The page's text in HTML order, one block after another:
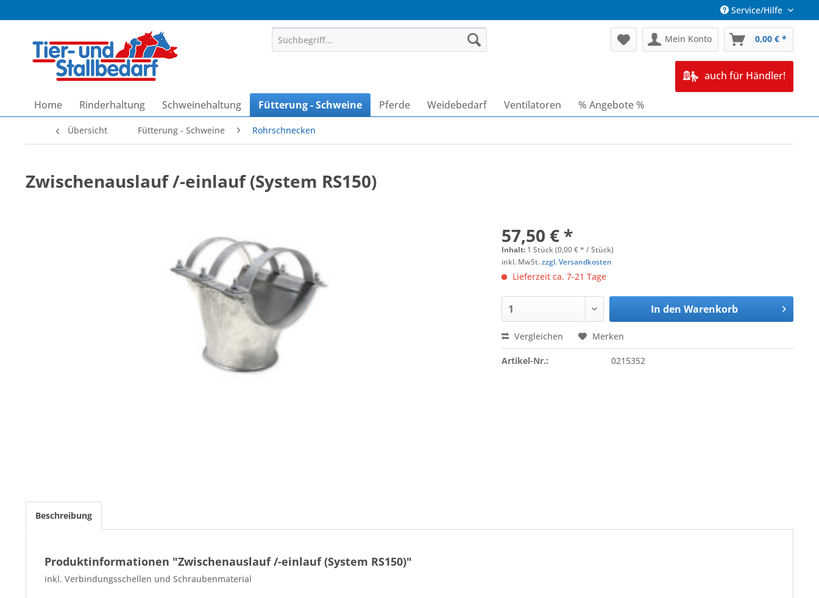
Service/Hilfe
Mein Konto 0,00 € *
auch für Händler!
Home Rinderhaltung Schweinehaltung Fütterung - Schweine Pferde Weidebedarf Ventilatoren % Angebote %
Übersicht Fütterung - Schweine Rohrschnecken
Zwischenauslauf /-einlauf (System RS150)
57,50 € *
Inhalt: 1 Stück (0,00 € * / Stück)
inkl. MwSt.zzgl. Versandkosten
Lieferzeit ca. 7-21 Tage
In den Warenkorb
Vergleichen Merken
Artikel-Nr.: 0215352
Beschreibung
Produktinformationen "Zwischenauslauf /-einlauf (System RS150)"
inkl. Verbindungsschellen und Schraubenmaterial